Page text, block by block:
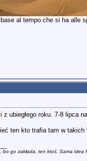
al tempo che si ha alle
z ubiegłego roku. 7-8 lipca
ten kto trafia tam w
bo go zakłada, ten ktoś. Sama idea